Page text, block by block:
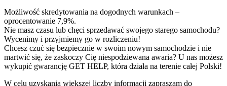
Możliwość skredytowania na dogodnych warunkach –
oprocentowanie 7,9%.
Nie masz czasu lub chęci sprzedawać swojego starego samochodu?
Wycenimy i przyjmiemy go w rozliczeniu!
Chcesz czuć się bezpiecznie w swoim nowym samochodzie i nie
martwić się, że zaskoczy Cię niespodziewana awaria? U nas możesz
wykupić gwarancję GET HELP, która działa na terenie całej Polski!
W celu uzyskania większej liczby informacji zapraszam do